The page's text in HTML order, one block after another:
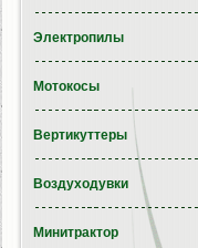
Электропилы
Мотокосы
Вертикуттеры
Воздуходувки
Минитрактор